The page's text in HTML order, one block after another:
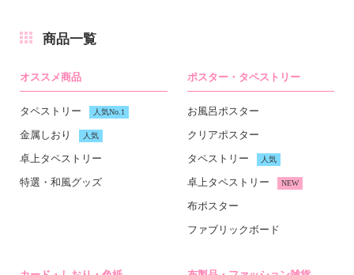
商品一覧
オススメ商品
タペストリー 人気No.1
金属しおり 人気
卓上タペストリー
特選・和風グッズ
ポスター・タペストリー
お風呂ポスター
クリアポスター
タペストリー
人気
卓上タペストリー NEW
布ポスター
ファブリックボード